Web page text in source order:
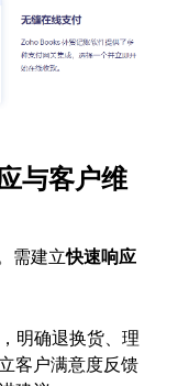
与客户维
需建立快速响应
明确退换货、理
客户满意度反馈